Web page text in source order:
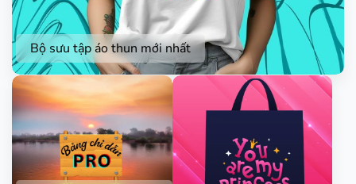
Bộ sưu tập áo thun mới nhất